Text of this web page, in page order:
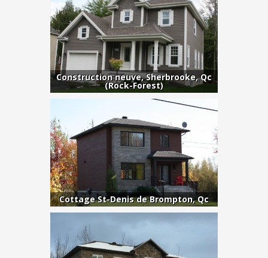
Construction neuve, Sherbrooke, Qc
(Rock-Forest)
Cottage St-Denis de Brompton, Qc